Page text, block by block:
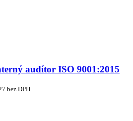
audítor ISO 9001:2015
bez DPH